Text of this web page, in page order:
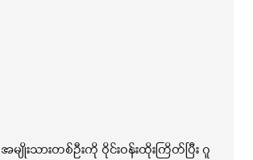
အမျိုးသားတစ်ဦးကို ဝိုင်းဝန်းထိုးကြိတ်ပြီး ဂူ